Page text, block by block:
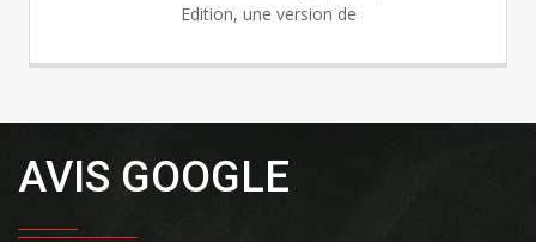
Edition, une version de
AVIS GOOGLE